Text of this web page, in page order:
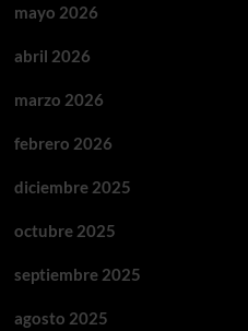
mayo 2026
abril 2026
marzo 2026
febrero 2026
diciembre 2025
octubre 2025
septiembre 2025
agosto 2025